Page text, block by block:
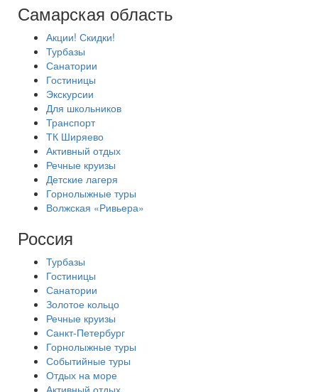
Самарская область
Акции! Скидки!
Турбазы
Санатории
Гостиницы
Экскурсии
Для школьников
Транспорт
ТК Ширяево
Активный отдых
Речные круизы
Детские лагеря
Горнолыжные туры
Волжская «Ривьера»
Россия
Турбазы
Гостиницы
Санатории
Золотое кольцо
Речные круизы
Санкт-Петербург
Горнолыжные туры
Событийные туры
Отдых на море
Активный отдых